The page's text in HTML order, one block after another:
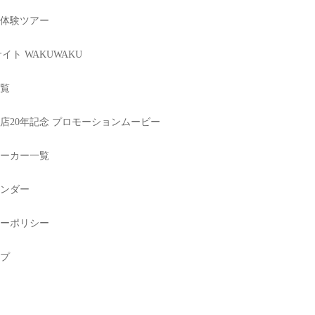
験ツアー
ト WAKUWAKU
20年記念 プロモーションムービー
カー一覧
ダー
ポリシー